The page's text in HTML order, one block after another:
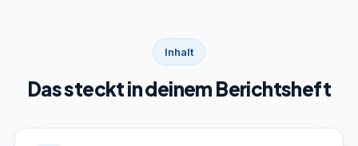
Inhalt
Das steckt in deinem Berichtsheft